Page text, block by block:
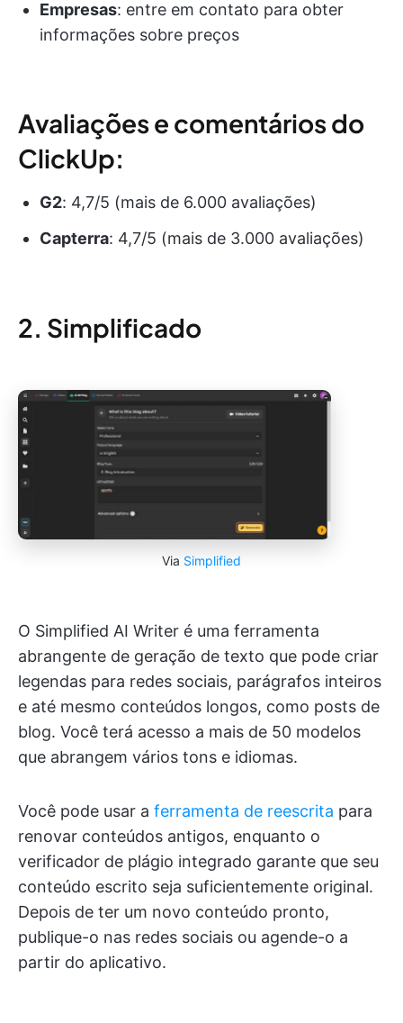
Empresas: entre em contato para obter
informações sobre preços
Avaliações e comentários do
ClickUp:
G2: 4,7/5 (mais de 6.000 avaliações)
Capterra: 4,7/5 (mais de 3.000 avaliações)
2. Simplificado
Via Simplified
O Simplified AI Writer é uma ferramenta
abrangente de geração de texto que pode criar
legendas para redes sociais, parágrafos inteiros
e até mesmo conteúdos longos, como posts de
blog. Você terá acesso a mais de 50 modelos
que abrangem vários tons e idiomas.
Você pode usar a ferramenta de reescrita para
renovar conteúdos antigos, enquanto o
verificador de plágio integrado garante que seu
conteúdo escrito seja suficientemente original.
Depois de ter um novo conteúdo pronto,
publique-o nas redes sociais ou agende-o a
partir do aplicativo.